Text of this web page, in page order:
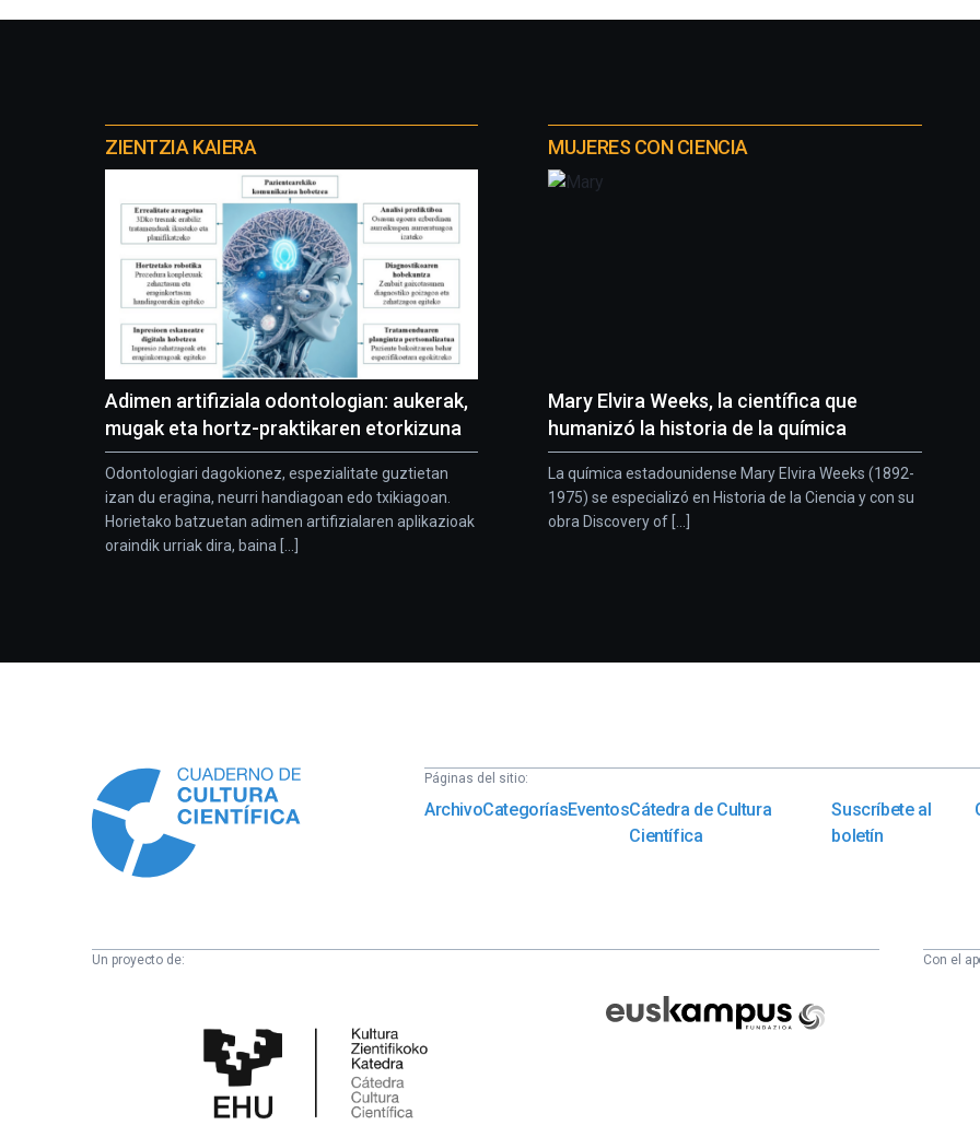
proyectos
ZIENTZIA KAIERA
Adimen artifiziala odontologian: aukerak,
mugak eta hortz-praktikaren etorkizuna
Odontologiari dagokionez, espezialitate guztietan
izan du eragina, neurri handiagoan edo txikiagoan.
Horietako batzuetan adimen artifizialaren aplikazioak
oraindik urriak dira, baina [...]
MUJERES CON CIENCIA
Mary Elvira Weeks, la científica que
humanizó la historia de la química
La química estadounidense Mary Elvira Weeks (1892-
1975) se especializó en Historia de la Ciencia y con su
obra Discovery of [...]
Páginas del sitio:
ArchivoCategoríasEventosCátedra de Cultura
Científica
Suscríbete al
boletín
Un proyecto de:
Científica
Fundazioa
Con el